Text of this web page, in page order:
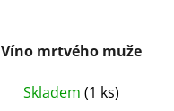
Víno mrtvého muže
Skladem (1 ks)